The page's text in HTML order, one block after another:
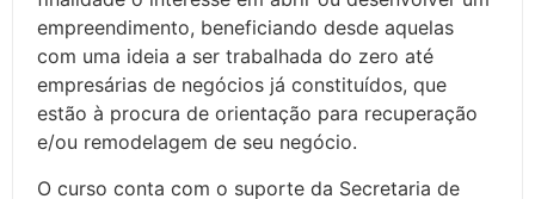
empreendimento, beneficiando desde aquelas
com uma ideia a ser trabalhada do zero até
empresárias de negócios já constituídos, que
estão à procura de orientação para recuperação
e/ou remodelagem de seu negócio.
O curso conta com o suporte da Secretaria de